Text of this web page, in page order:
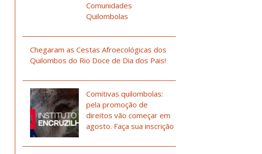
Comunidades
Quilombolas
Chegaram as Cestas Afroecológicas dos
Quilombos do Rio Doce de Dia dos Pais!
Comitivas quilombolas:
pela promoção de
direitos vão começar em
agosto. Faça sua inscrição